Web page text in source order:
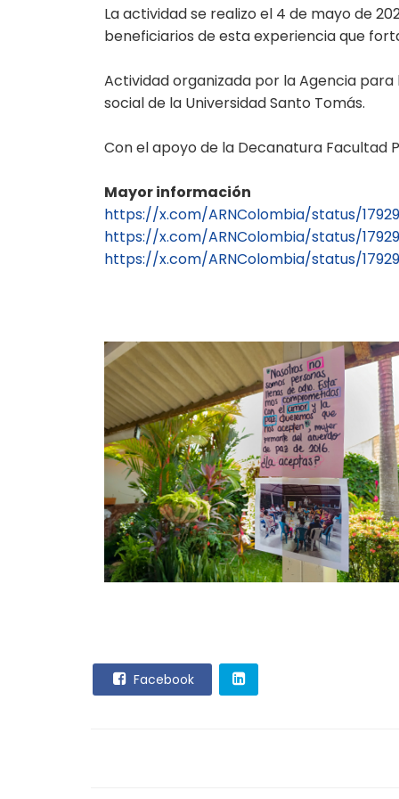
La actividad se realizo el 4 de mayo de
beneficiarios de esta experiencia que
Actividad organizada por la Agencia para
social de la Universidad Santo Tomás.
Con el apoyo de la Decanatura Facultad
Mayor información
https://x.com/ARNColombia/status/
https://x.com/ARNColombia/status/
https://x.com/ARNColombia/status/
Facebook